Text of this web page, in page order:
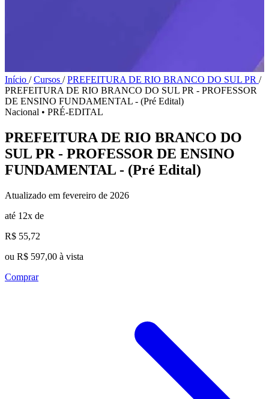
Início / Cursos / PREFEITURA DE RIO BRANCO DO SUL PR /
PREFEITURA DE RIO BRANCO DO SUL PR - PROFESSOR
DE ENSINO FUNDAMENTAL - (Pré Edital)
Nacional • PRÉ-EDITAL
PREFEITURA DE RIO BRANCO DO
SUL PR - PROFESSOR DE ENSINO
FUNDAMENTAL - (Pré Edital)
Atualizado em fevereiro de 2026
até 12x de
R$ 55,72
ou R$ 597,00 à vista
Comprar